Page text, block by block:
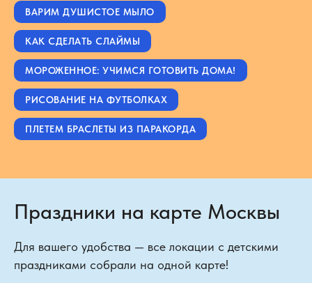
ВАРИМ ДУШИСТОЕ МЫЛО
КАК СДЕЛАТЬ СЛАЙМЫ
МОРОЖЕННОЕ: УЧИМСЯ ГОТОВИТЬ ДОМА!
РИСОВАНИЕ НА ФУТБОЛКАХ
ПЛЕТЕМ БРАСЛЕТЫ ИЗ ПАРАКОРДА
Праздники на карте Москвы
Для вашего удобства — все локации с детскими
праздниками собрали на одной карте!